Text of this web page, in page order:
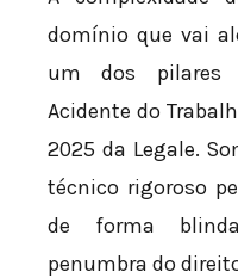
domínio que vai
um dos pilares
Acidente do
2025 da Legale.
técnico rigoroso
de forma
penumbra do